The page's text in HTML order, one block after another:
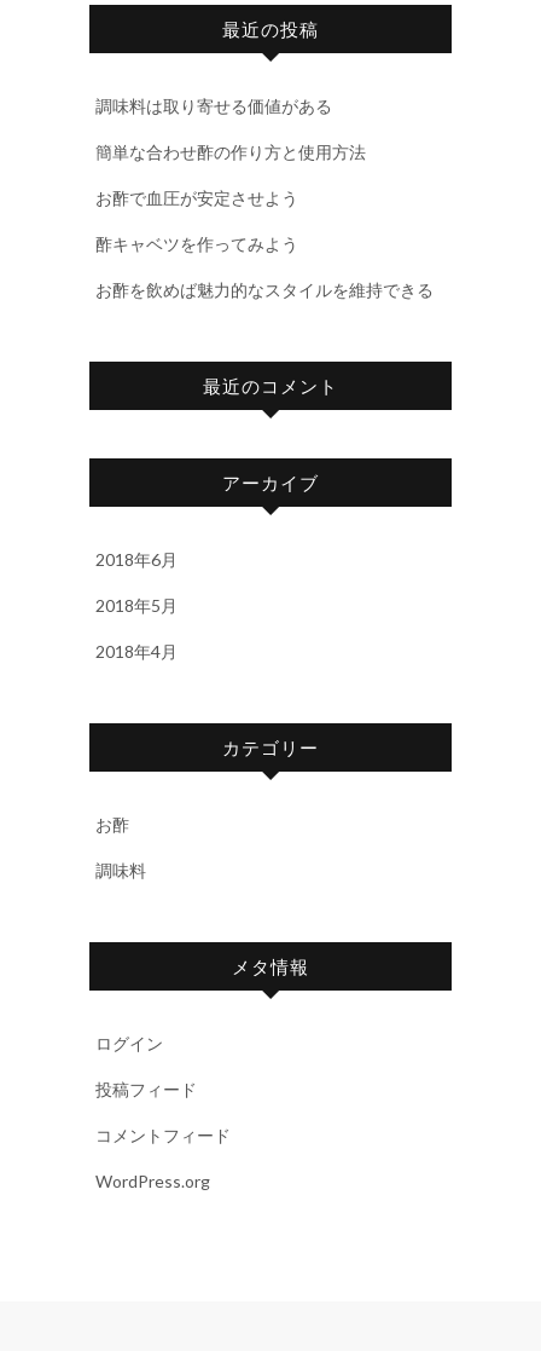
最近の投稿
調味料は取り寄せる価値がある
簡単な合わせ酢の作り方と使用方法
お酢で血圧が安定させよう
酢キャベツを作ってみよう
お酢を飲めば魅力的なスタイルを維持できる
最近のコメント
アーカイブ
2018年6月
2018年5月
2018年4月
カテゴリー
お酢
調味料
メタ情報
ログイン
投稿フィード
コメントフィード
WordPress.org